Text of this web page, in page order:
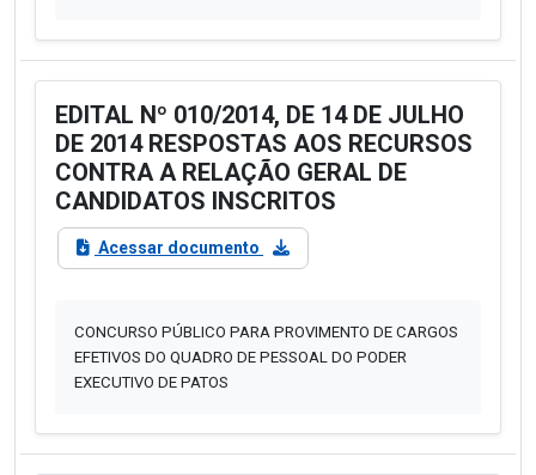
EDITAL Nº 010/2014, DE 14 DE JULHO
DE 2014 RESPOSTAS AOS RECURSOS
CONTRA A RELAÇÃO GERAL DE
CANDIDATOS INSCRITOS
Acessar documento
CONCURSO PÚBLICO PARA PROVIMENTO DE CARGOS
EFETIVOS DO QUADRO DE PESSOAL DO PODER
EXECUTIVO DE PATOS